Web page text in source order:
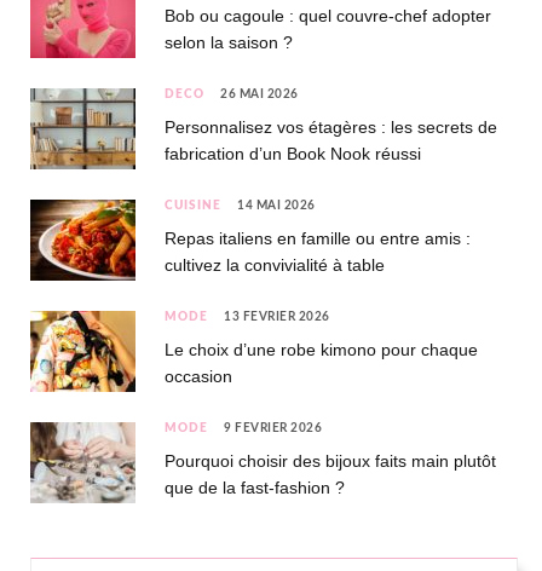
Bob ou cagoule : quel couvre-chef adopter
selon la saison ?
DÉCO 26 MAI 2026
Personnalisez vos étagères : les secrets de
fabrication d’un Book Nook réussi
CUISINE 14 MAI 2026
Repas italiens en famille ou entre amis :
cultivez la convivialité à table
MODE 13 FÉVRIER 2026
Le choix d’une robe kimono pour chaque
occasion
MODE 9 FÉVRIER 2026
Pourquoi choisir des bijoux faits main plutôt
que de la fast-fashion ?